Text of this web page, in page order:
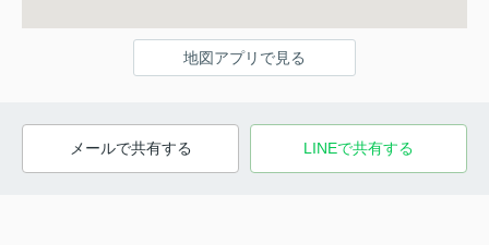
地図アプリで見る
メールで共有する LINEで共有する